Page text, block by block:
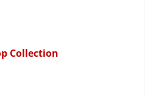
Collection